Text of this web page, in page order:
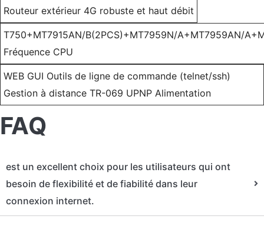
Routeur extérieur 4G robuste et haut débit
T750+MT7915AN/B(2PCS)+MT7959N/A+MT7959AN/
Fréquence CPU
WEB GUI Outils de ligne de commande (telnet/ssh)
Gestion à distance TR-069 UPNP Alimentation
FAQ
est un excellent choix pour les utilisateurs qui ont
besoin de flexibilité et de fiabilité dans leur
connexion internet.